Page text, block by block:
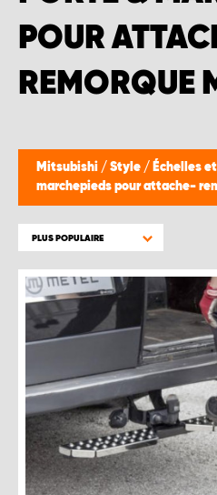
POUR
REMORQUE
Mitsubishi / Style / Échelles
marchepieds pour attache-
PLUS POPULAIRE
WORK SYSTEM BRUXELLES
WORK SYSTEM WEST BY PRO-VAN